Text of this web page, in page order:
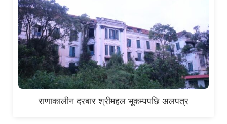
राणाकालीन दरबार श्रीमहल भूकम्पपछि अलपत्र